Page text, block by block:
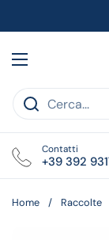
Apri menu
Contatti
+39 392
Home / Raccolte